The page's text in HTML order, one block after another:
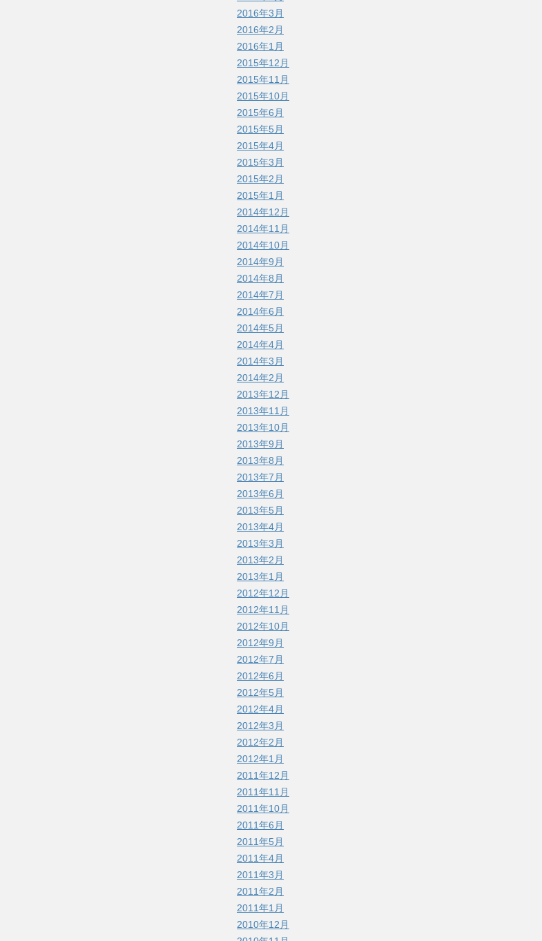
2016年3月
2016年2月
2016年1月
2015年12月
2015年11月
2015年10月
2015年6月
2015年5月
2015年4月
2015年3月
2015年2月
2015年1月
2014年12月
2014年11月
2014年10月
2014年9月
2014年8月
2014年7月
2014年6月
2014年5月
2014年4月
2014年3月
2014年2月
2013年12月
2013年11月
2013年10月
2013年9月
2013年8月
2013年7月
2013年6月
2013年5月
2013年4月
2013年3月
2013年2月
2013年1月
2012年12月
2012年11月
2012年10月
2012年9月
2012年7月
2012年6月
2012年5月
2012年4月
2012年3月
2012年2月
2012年1月
2011年12月
2011年11月
2011年10月
2011年6月
2011年5月
2011年4月
2011年3月
2011年2月
2011年1月
2010年12月